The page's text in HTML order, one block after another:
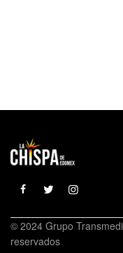
© 2024 Grupo
reservados